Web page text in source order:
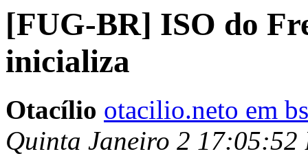
[FUG-BR] ISO do
inicializa
Otacílio otacilio.neto em
Quinta Janeiro 2 17:05:52